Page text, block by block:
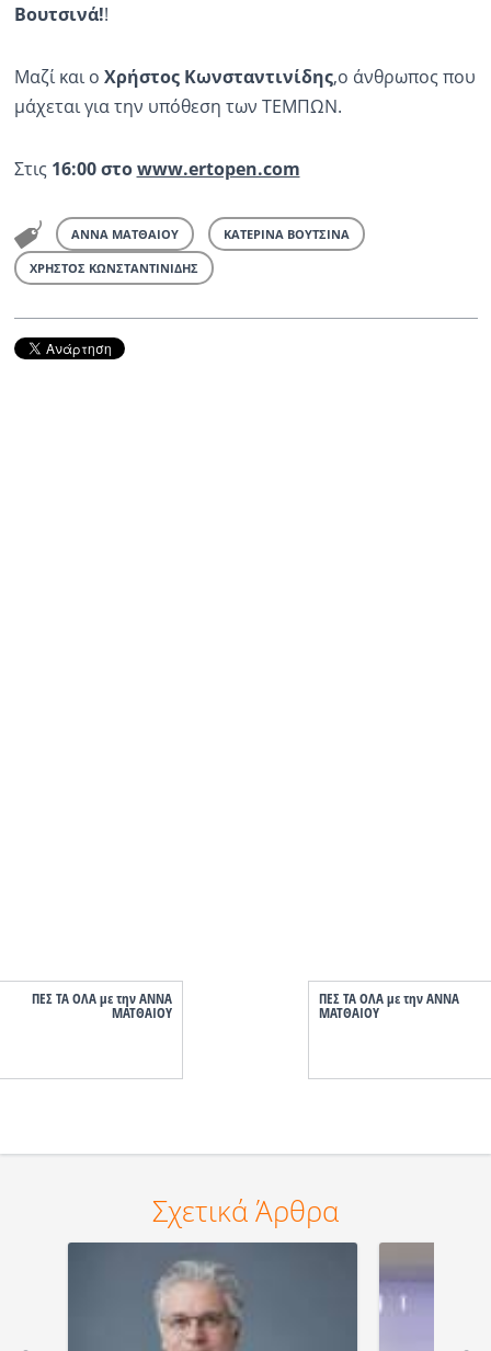
Βουτσινά!!
Μαζί και ο Χρήστος Κωνσταντινίδης,ο άνθρωπος που
μάχεται για την υπόθεση των ΤΕΜΠΩΝ.
Στις 16:00 στοwww.ertopen.com
ΑΝΝΑ ΜΑΤΘΑΙΟΥ ΚΑΤΕΡΙΝΑ ΒΟΥΤΣΙΝΑ
ΧΡΗΣΤΟΣ ΚΩΝΣΤΑΝΤΙΝΙΔΗΣ
ΠΕΣ ΤΑ ΟΛΑ με την ΑΝΝΑ
ΜΑΤΘΑΙΟΥ
ΠΕΣ ΤΑ ΟΛΑ με την ΑΝΝΑ
ΜΑΤΘΑΙΟΥ
Σχετικά Άρθρα